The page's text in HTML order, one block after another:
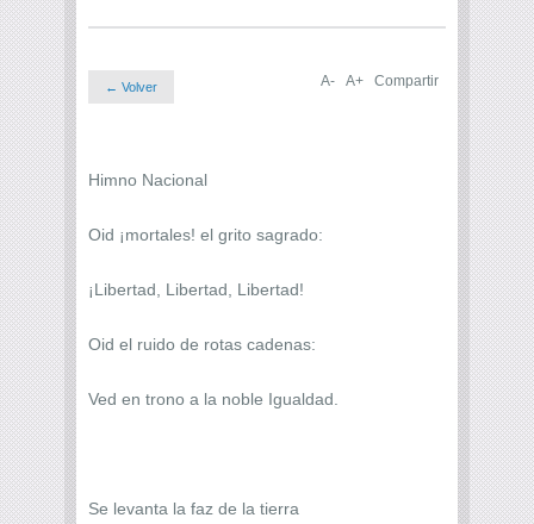
← Volver A- A+ Compartir
Himno Nacional
Oid ¡mortales! el grito sagrado:
¡Libertad, Libertad, Libertad!
Oid el ruido de rotas cadenas:
Ved en trono a la noble Igualdad.
Se levanta la faz de la tierra